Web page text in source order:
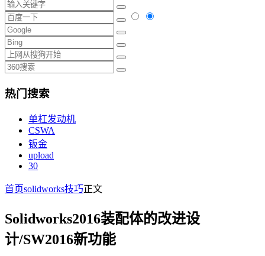
热门搜索
单杠发动机
CSWA
钣金
upload
30
首页solidworks技巧正文
Solidworks2016装配体的改进设
计/SW2016新功能